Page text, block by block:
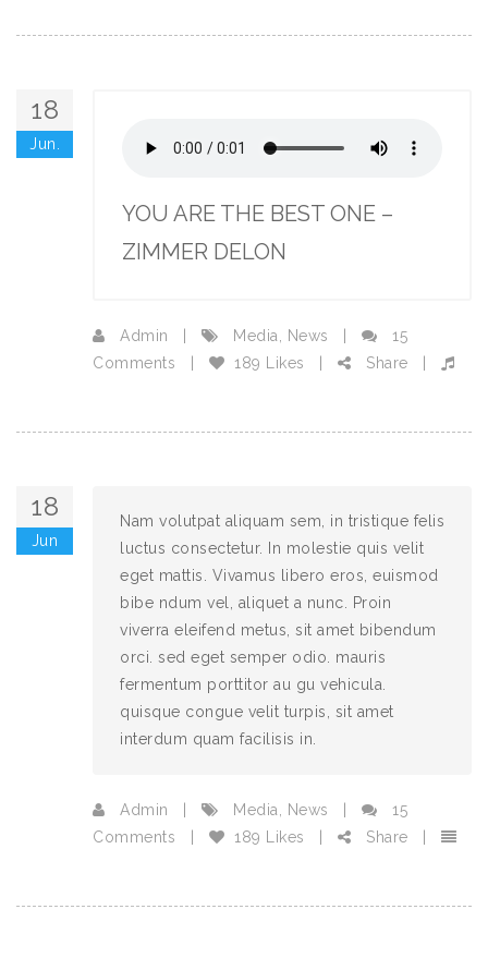
18
Jun.
YOU ARE THE BEST ONE –
ZIMMER DELON
Admin Media, News
15
Comments
189 Likes Share
18
Jun
Nam volutpat aliquam sem, in tristique felis
luctus consectetur. In molestie quis velit
eget mattis. Vivamus libero eros, euismod
bibe ndum vel, aliquet a nunc. Proin
viverra eleifend metus, sit amet bibendum
orci. sed eget semper odio. mauris
fermentum porttitor au gu vehicula.
quisque congue velit turpis, sit amet
interdum quam facilisis in.
Admin Media, News
15
Comments
189 Likes Share